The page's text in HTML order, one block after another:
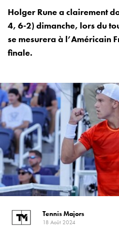
Holger Rune a clairement
4, 6-2) dimanche, lors du
se mesurera à l’Américain
finale.
Tennis Majors
18 Août 2024